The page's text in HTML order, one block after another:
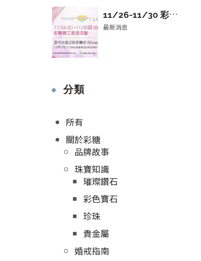
1
1/26-11/30 彩糖旅遊 公休通告
最新消息
分類
所有
關於彩糖
品牌故事
珠寶知識
璀璨鑽石
彩色寶石
珍珠
貴金屬
婚戒指南